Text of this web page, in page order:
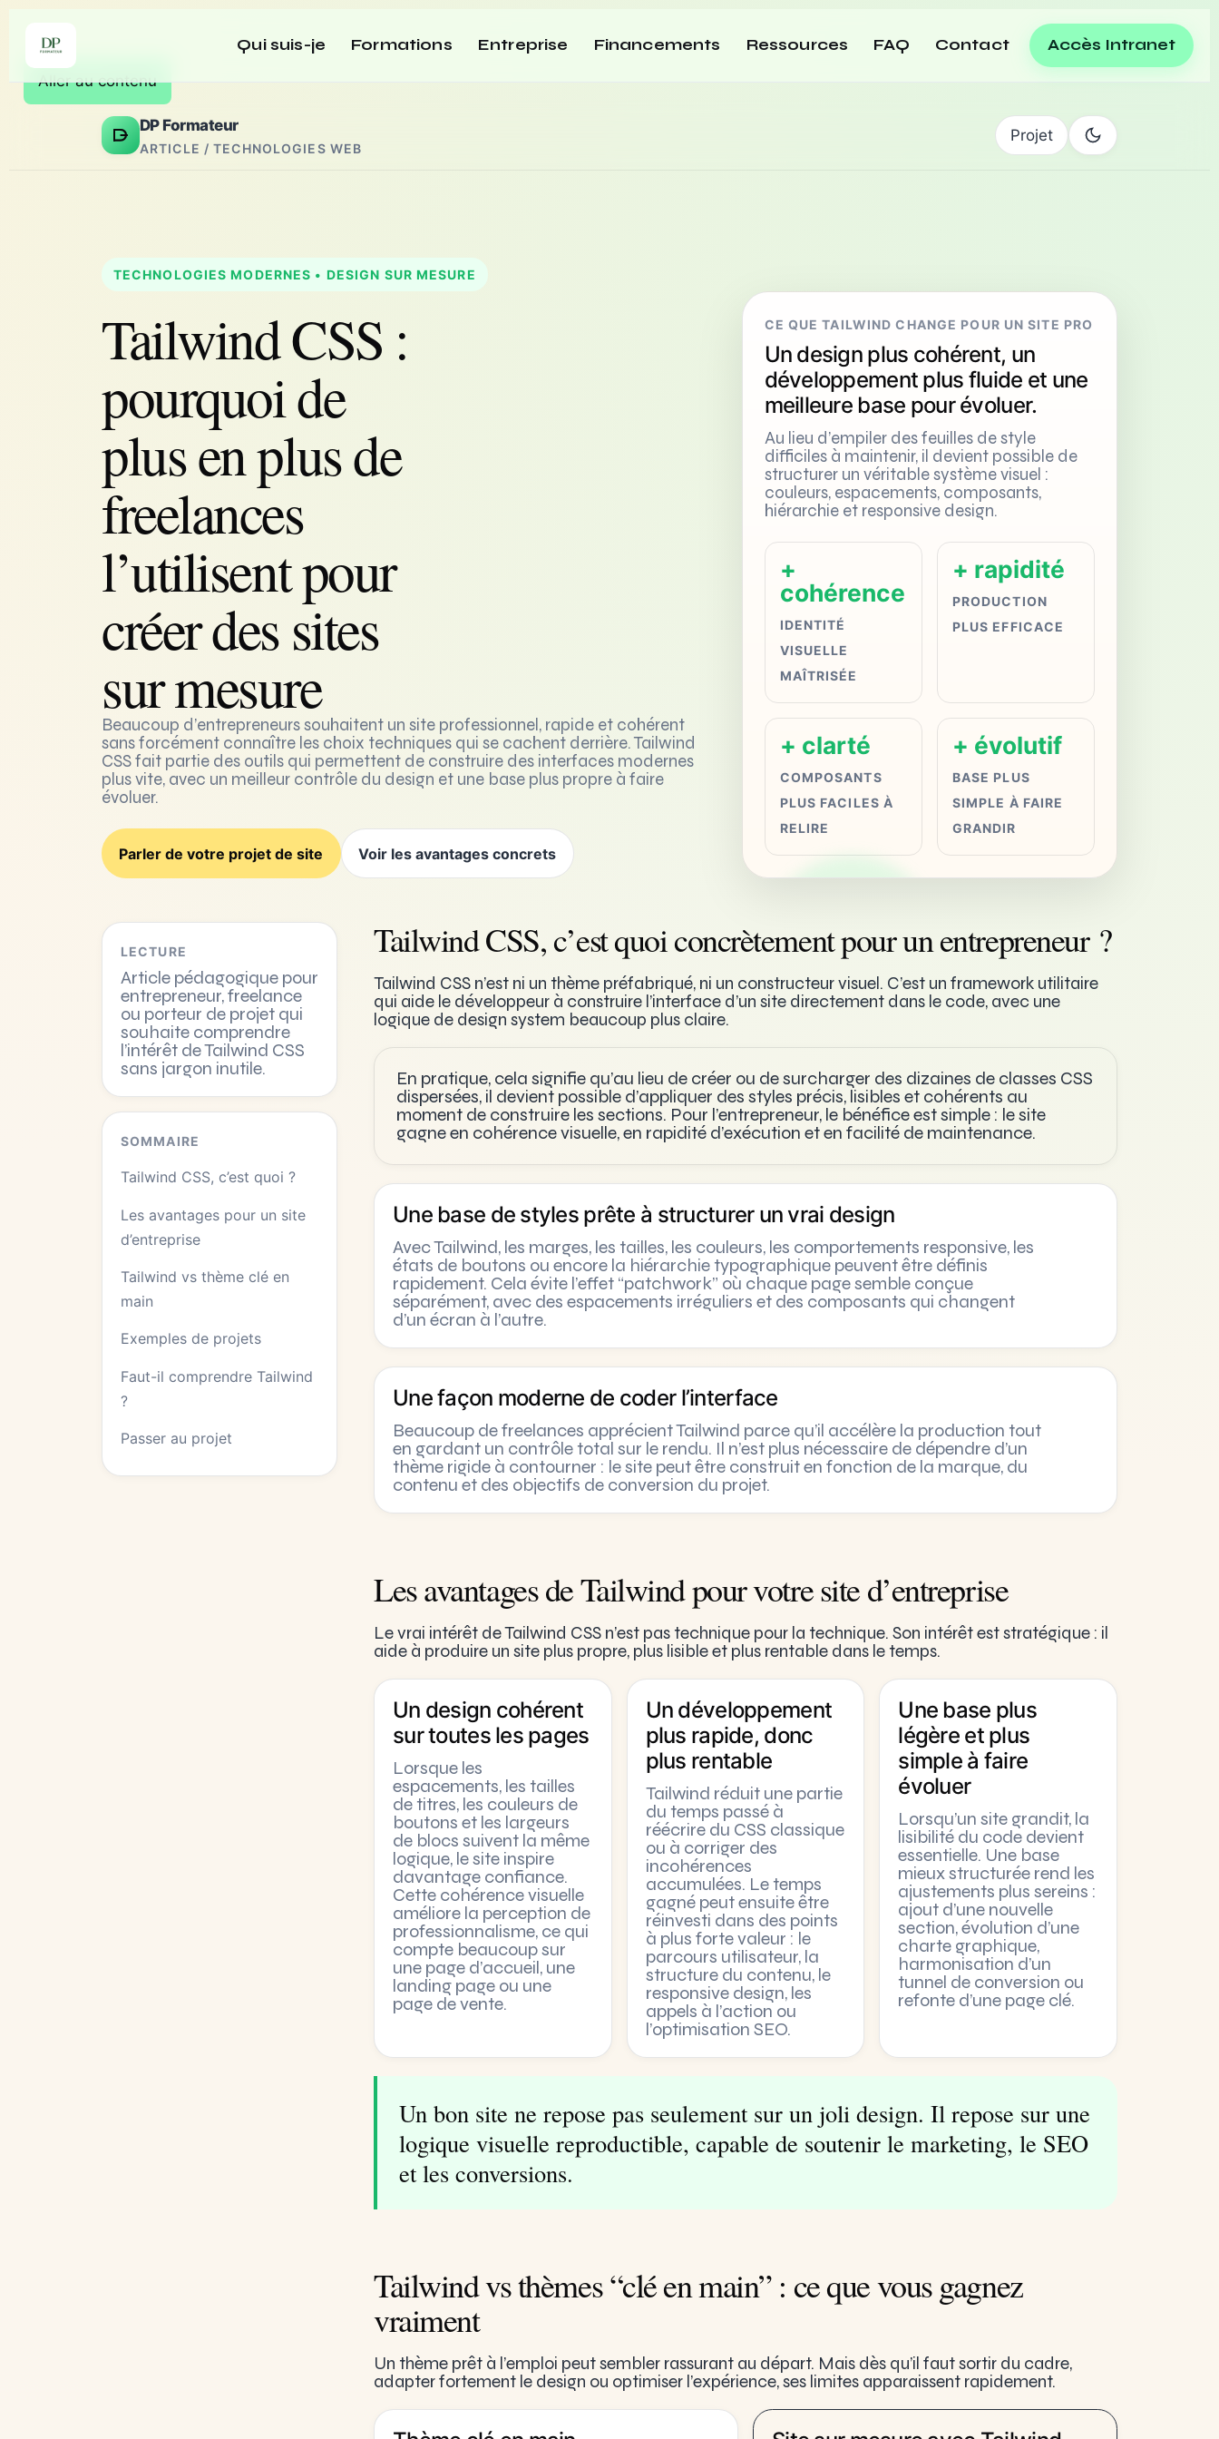
Qui suis-je Formations Entreprise Financements Ressources FAQ Contact Accès Intranet
Aller au contenu
DP Formateur
ARTICLE / TECHNOLOGIES WEB
Projet
TECHNOLOGIES MODERNES • DESIGN SUR MESURE
Tailwind CSS :
pourquoi de
plus en plus de
freelances
l’utilisent pour
créer des sites
sur mesure
Beaucoup d’entrepreneurs souhaitent un site professionnel, rapide et cohérent
sans forcément connaître les choix techniques qui se cachent derrière. Tailwind
CSS fait partie des outils qui permettent de construire des interfaces modernes
plus vite, avec un meilleur contrôle du design et une base plus propre à faire
évoluer.
Parler de votre projet de site Voir les avantages concrets
CE QUE TAILWIND CHANGE POUR UN SITE PRO
Un design plus cohérent, un
développement plus fluide et une
meilleure base pour évoluer.
Au lieu d’empiler des feuilles de style
difficiles à maintenir, il devient possible de
structurer un véritable système visuel :
couleurs, espacements, composants,
hiérarchie et responsive design.
+
cohérence
IDENTITÉ
VISUELLE
MAÎTRISÉE
+ rapidité
PRODUCTION
PLUS EFFICACE
+ clarté
COMPOSANTS
PLUS FACILES À
RELIRE
+ évolutif
BASE PLUS
SIMPLE À FAIRE
GRANDIR
LECTURE
Article pédagogique pour
entrepreneur, freelance
ou porteur de projet qui
souhaite comprendre
l’intérêt de Tailwind CSS
sans jargon inutile.
SOMMAIRE
Tailwind CSS, c’est quoi ?
Les avantages pour un site
d’entreprise
Tailwind vs thème clé en
main
Exemples de projets
Faut-il comprendre Tailwind
?
Passer au projet
Tailwind CSS, c’est quoi concrètement pour un entrepreneur ?
Tailwind CSS n’est ni un thème préfabriqué, ni un constructeur visuel. C’est un framework utilitaire
qui aide le développeur à construire l’interface d’un site directement dans le code, avec une
logique de design system beaucoup plus claire.
En pratique, cela signifie qu’au lieu de créer ou de surcharger des dizaines de classes CSS
dispersées, il devient possible d’appliquer des styles précis, lisibles et cohérents au
moment de construire les sections. Pour l’entrepreneur, le bénéfice est simple : le site
gagne en cohérence visuelle, en rapidité d’exécution et en facilité de maintenance.
Une base de styles prête à structurer un vrai design
Avec Tailwind, les marges, les tailles, les couleurs, les comportements responsive, les
états de boutons ou encore la hiérarchie typographique peuvent être définis
rapidement. Cela évite l’effet “patchwork” où chaque page semble conçue
séparément, avec des espacements irréguliers et des composants qui changent
d’un écran à l’autre.
Une façon moderne de coder l’interface
Beaucoup de freelances apprécient Tailwind parce qu’il accélère la production tout
en gardant un contrôle total sur le rendu. Il n’est plus nécessaire de dépendre d’un
thème rigide à contourner : le site peut être construit en fonction de la marque, du
contenu et des objectifs de conversion du projet.
Les avantages de Tailwind pour votre site d’entreprise
Le vrai intérêt de Tailwind CSS n’est pas technique pour la technique. Son intérêt est stratégique : il
aide à produire un site plus propre, plus lisible et plus rentable dans le temps.
Un design cohérent
sur toutes les pages
Lorsque les
espacements, les tailles
de titres, les couleurs de
boutons et les largeurs
de blocs suivent la même
logique, le site inspire
davantage confiance.
Cette cohérence visuelle
améliore la perception de
professionnalisme, ce qui
compte beaucoup sur
une page d’accueil, une
landing page ou une
page de vente.
Un développement
plus rapide, donc
plus rentable
Tailwind réduit une partie
du temps passé à
réécrire du CSS classique
ou à corriger des
incohérences
accumulées. Le temps
gagné peut ensuite être
réinvesti dans des points
à plus forte valeur : le
parcours utilisateur, la
structure du contenu, le
responsive design, les
appels à l’action ou
l’optimisation SEO.
Une base plus
légère et plus
simple à faire
évoluer
Lorsqu’un site grandit, la
lisibilité du code devient
essentielle. Une base
mieux structurée rend les
ajustements plus sereins :
ajout d’une nouvelle
section, évolution d’une
charte graphique,
harmonisation d’un
tunnel de conversion ou
refonte d’une page clé.
Un bon site ne repose pas seulement sur un joli design. Il repose sur une
logique visuelle reproductible, capable de soutenir le marketing, le SEO
et les conversions.
Tailwind vs thèmes “clé en main” : ce que vous gagnez
vraiment
Un thème prêt à l’emploi peut sembler rassurant au départ. Mais dès qu’il faut sortir du cadre,
adapter fortement le design ou optimiser l’expérience, ses limites apparaissent rapidement.